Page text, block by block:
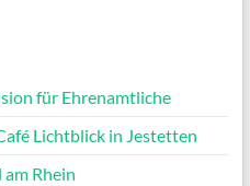
für Ehrenamtliche
Lichtblick in Jestetten
Rhein